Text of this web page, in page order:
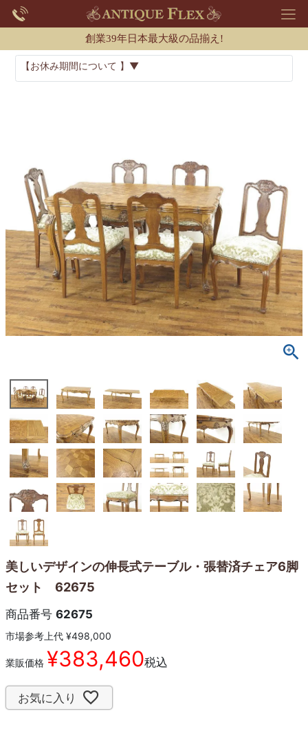
創業39年日本最大級の品揃え!
【お休み期間について 】▼
美しいデザインの伸長式テーブル・張替済チェア6脚
セット 62675
商品番号 62675
市場参考上代 ¥498,000
業販価格 ¥383,460税込
お気に入り